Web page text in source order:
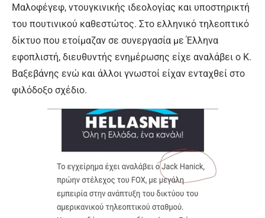
Μαλοφέγεφ, ντουγκινικής ιδεολογίας και υποστηρικτή
του πουτινικού καθεστώτος. Στο ελληνικό τηλεοπτικό
δίκτυο που ετοίμαζαν σε συνεργασία με Έλληνα
εφοπλιστή, διευθυντής ενημέρωσης είχε αναλάβει ο Κ.
Βαξεβάνης ενώ και άλλοι γνωστοί είχαν ενταχθεί στο
φιλόδοξο σχέδιο.